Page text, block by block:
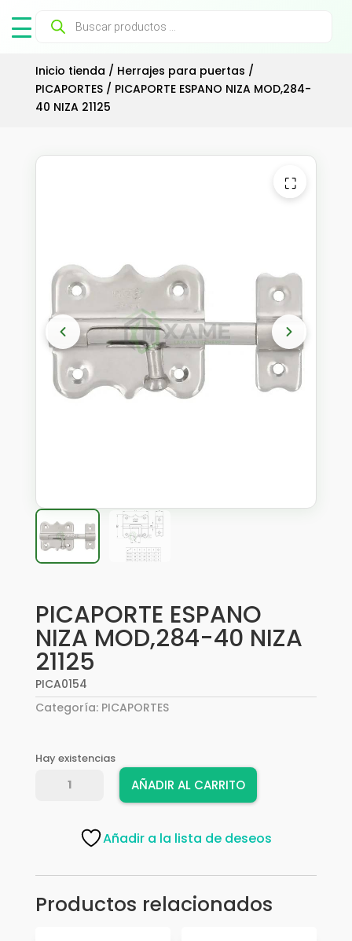
Búsqueda
productos
Inicio tienda / Herrajes para puertas /
PICAPORTES/ PICAPORTE ESPANO NIZA MOD,284-
40 NIZA 21125
⛶
PICAPORTE ESPANO
NIZA MOD,284-40 NIZA
21125
PICA0154
Categoría: PICAPORTES
Hay existencias
PICAPORTE
MOD,284-
cantidad
AÑADIR AL CARRITO
Añadir a la lista de deseos
Productos relacionados